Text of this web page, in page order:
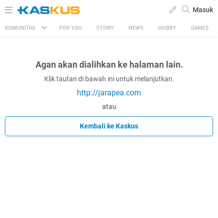
Masuk
KOMUNITAS FOR YOU STORY NEWS HOBBY GAMES
Agan akan dialihkan ke halaman lain.
Klik tautan di bawah ini untuk melanjutkan.
http://jarapea.com
atau
Kembali ke Kaskus